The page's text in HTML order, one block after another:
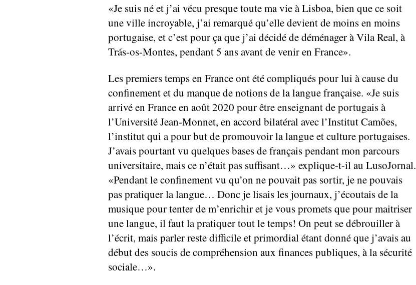
«Je suis né et j’ai vécu presque toute ma vie à Lisboa, bien que ce soit
une ville incroyable, j’ai remarqué qu’elle devient de moins en moins
portugaise, et c’est pour ça que j’ai décidé de déménager à Vila Real, à
Trás-os-Montes, pendant 5 ans avant de venir en France».
Les premiers temps en France ont été compliqués pour lui à cause du
confinement et du manque de notions de la langue française. «Je suis
arrivé en France en août 2020 pour être enseignant de portugais à
l’Université Jean-Monnet, en accord bilatéral avec l’Institut Camões,
l’institut qui a pour but de promouvoir la langue et culture portugaises.
J’avais pourtant vu quelques bases de français pendant mon parcours
universitaire, mais ce n’était pas suffisant…» explique-t-il au LusoJornal.
«Pendant le confinement vu qu’on ne pouvait pas sortir, je ne pouvais
pas pratiquer la langue… Donc je lisais les journaux, j’écoutais de la
musique pour tenter de m’enrichir et je vous promets que pour maitriser
une langue, il faut la pratiquer tout le temps! On peut se débrouiller à
l’écrit, mais parler reste difficile et primordial étant donné que j’avais au
début des soucis de compréhension aux finances publiques, à la sécurité
sociale…».